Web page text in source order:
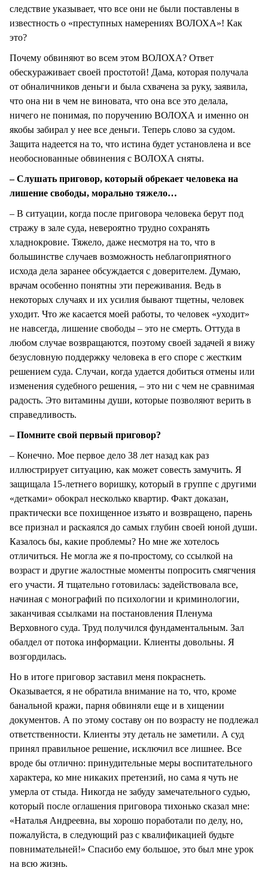
следствие указывает, что все они не были поставлены в
известность о «преступных намерениях ВОЛОХА»! Как
это?
Почему обвиняют во всем этом ВОЛОХА? Ответ
обескураживает своей простотой! Дама, которая получала
от обналичников деньги и была схвачена за руку, заявила,
что она ни в чем не виновата, что она все это делала,
ничего не понимая, по поручению ВОЛОХА и именно он
якобы забирал у нее все деньги. Теперь слово за судом.
Защита надеется на то, что истина будет установлена и все
необоснованные обвинения с ВОЛОХА сняты.
– Слушать приговор, который обрекает человека на
лишение свободы, морально тяжело…
– В ситуации, когда после приговора человека берут под
стражу в зале суда, невероятно трудно сохранять
хладнокровие. Тяжело, даже несмотря на то, что в
большинстве случаев возможность неблагоприятного
исхода дела заранее обсуждается с доверителем. Думаю,
врачам особенно понятны эти переживания. Ведь в
некоторых случаях и их усилия бывают тщетны, человек
уходит. Что же касается моей работы, то человек «уходит»
не навсегда, лишение свободы – это не смерть. Оттуда в
любом случае возвращаются, поэтому своей задачей я вижу
безусловную поддержку человека в его споре с жестким
решением суда. Случаи, когда удается добиться отмены или
изменения судебного решения, – это ни с чем не сравнимая
радость. Это витамины души, которые позволяют верить в
справедливость.
– Помните свой первый приговор?
– Конечно. Мое первое дело 38 лет назад как раз
иллюстрирует ситуацию, как может совесть замучить. Я
защищала 15-летнего воришку, который в группе с другими
«детками» обокрал несколько квартир. Факт доказан,
практически все похищенное изъято и возвращено, парень
все признал и раскаялся до самых глубин своей юной души.
Казалось бы, какие проблемы? Но мне же хотелось
отличиться. Не могла же я по-простому, со ссылкой на
возраст и другие жалостные моменты попросить смягчения
его участи. Я тщательно готовилась: задействовала все,
начиная с монографий по психологии и криминологии,
заканчивая ссылками на постановления Пленума
Верховного суда. Труд получился фундаментальным. Зал
обалдел от потока информации. Клиенты довольны. Я
возгордилась.
Но в итоге приговор заставил меня покраснеть.
Оказывается, я не обратила внимание на то, что, кроме
банальной кражи, парня обвиняли еще и в хищении
документов. А по этому составу он по возрасту не подлежал
ответственности. Клиенты эту деталь не заметили. А суд
принял правильное решение, исключил все лишнее. Все
вроде бы отлично: принудительные меры воспитательного
характера, ко мне никаких претензий, но сама я чуть не
умерла от стыда. Никогда не забуду замечательного судью,
который после оглашения приговора тихонько сказал мне:
«Наталья Андреевна, вы хорошо поработали по делу, но,
пожалуйста, в следующий раз с квалификацией будьте
повнимательней!» Спасибо ему большое, это был мне урок
на всю жизнь.